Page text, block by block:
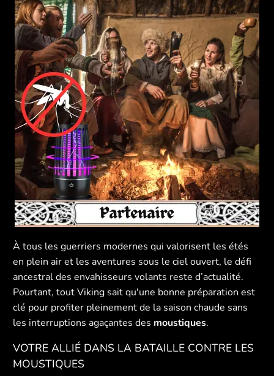
À tous les guerriers modernes qui valorisent les étés
en plein air et les aventures sous le ciel ouvert, le défi
ancestral des envahisseurs volants reste d’actualité.
Pourtant, tout Viking sait qu'une bonne préparation est
clé pour profiter pleinement de la saison chaude sans
les interruptions agaçantes des moustiques.
VOTRE ALLIÉ DANS LA BATAILLE CONTRE LES
MOUSTIQUES